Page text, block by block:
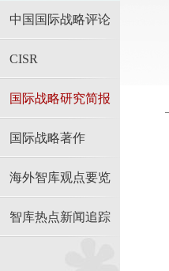
中国国际战略评论
CISR
国际战略研究简报
国际战略著作
海外智库观点要览
智库热点新闻追踪